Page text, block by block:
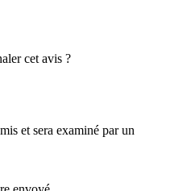
cet avis ?
et sera examiné par un